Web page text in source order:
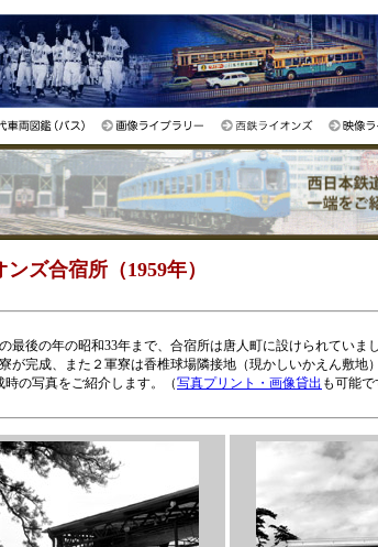
ズ合宿所（1959年）
後の年の昭和33年まで、合宿所は唐人町に設けられていまし
完成、また２軍寮は香椎球場隣接地（現かしいかえん敷地
の写真をご紹介します。（写真プリント・画像貸出 も可能で